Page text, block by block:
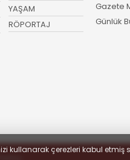
YAŞAM
RÖPORTAJ
Gazete
Günlük
kullanarak çerezleri kabul etmiş